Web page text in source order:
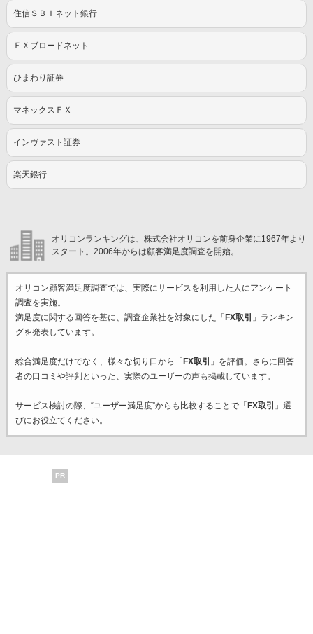
住信ＳＢＩネット銀行
ＦＸブロードネット
ひまわり証券
マネックスＦＸ
インヴァスト証券
楽天銀行
オリコンランキングは、株式会社オリコンを前身企業に1967年より
スタート。2006年からは顧客満足度調査を開始。
オリコン顧客満足度調査では、実際にサービスを利用した 人にアンケート
調査を実施。
満足度に関する回答を基に、調査企業社を対象にした「 FX取引
」ランキン
グを発表しています。
総合満足度だけでなく、様々な切り口から「 FX取引
」を評価。さらに回答
者の口コミや評判といった、実際のユーザーの声も掲載しています。
サービス検討の際、“ユーザー満足度”からも比較することで「 FX取引
」選
びにお役立てください。
PR